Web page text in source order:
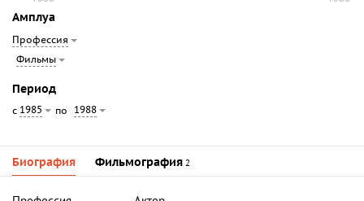
Амплуа
Профессия
Фильмы
Период
с 1985 по 1988
Биография Фильмография 2